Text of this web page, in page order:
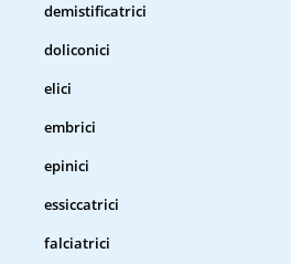
demistificatrici
doliconici
elici
embrici
epinici
essiccatrici
falciatrici